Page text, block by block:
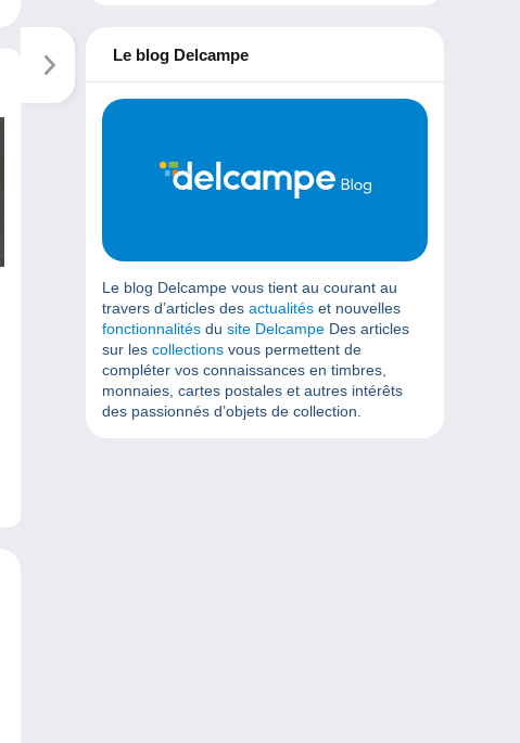
Le blog Delcampe
Le blog Delcampe vous tient au courant au
travers d’articles des actualités et nouvelles
fonctionnalités du site Delcampe Des articles
sur les collections vous permettent de
compléter vos connaissances en timbres,
monnaies, cartes postales et autres intérêts
des passionnés d’objets de collection.